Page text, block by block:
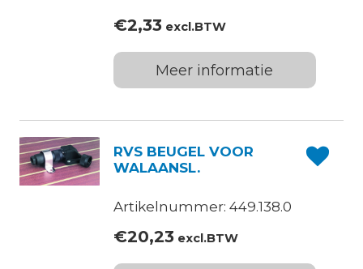
€2,33excl.BTW
Meer informatie
RVS BEUGEL VOOR
WALAANSL.
Artikelnummer: 449.138.0
€20,23excl.BTW